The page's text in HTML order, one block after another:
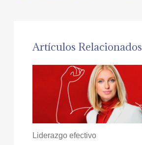
Artículos Relacionados
Liderazgo efectivo